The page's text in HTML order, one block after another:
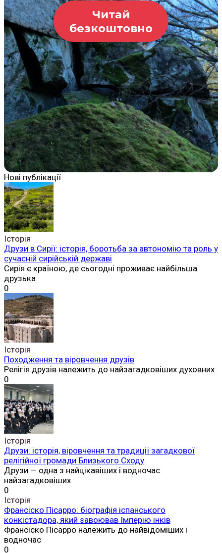
Читай
безкоштовно
Нові публікації
Історія
Друзи в Сирії: історія, боротьба за автономію та роль у
сучасній сирійській державі
Сирія є країною, де сьогодні проживає найбільша
друзька
0
Історія
Походження та віровчення друзів
Релігія друзів належить до найзагадковіших духовних
0
Історія
Друзи: історія, віровчення та традиції загадкової
релігійної громади Близького Сходу
Друзи — одна з найцікавіших і водночас
найзагадковіших
0
Історія
Франсіско Пісарро: біографія іспанського
конкістадора, який завоював Імперію інків
Франсіско Пісарро належить до найвідоміших і
водночас
0